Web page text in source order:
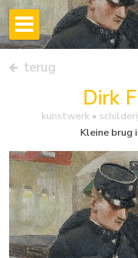
terug
Dirk
kunstwerk •
Kleine brug